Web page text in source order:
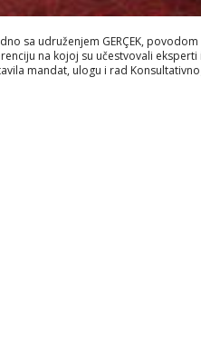
sa udruženjem GERÇEK,
na kojoj su učestvovali eksperti
mandat, ulogu i rad